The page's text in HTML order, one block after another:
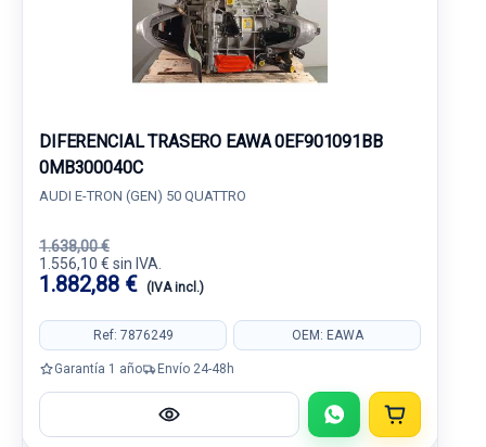
DIFERENCIAL TRASERO EAWA 0EF901091BB
0MB300040C
AUDI E-TRON (GEN) 50 QUATTRO
1.638,00 €
1.556,10 € sin IVA.
1.882,88 € (IVA incl.)
Ref: 7876249 OEM: EAWA
Garantía 1 año Envío 24-48h